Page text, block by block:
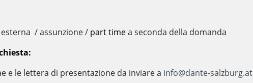
/ assunzione / part timea seconda della domanda
e le lettera di presentazione da inviare a info@dante-salzburg.at